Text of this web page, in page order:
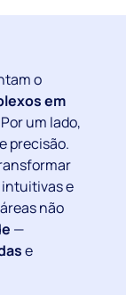
o
em
um lado,
precisão.
e
não
—
e